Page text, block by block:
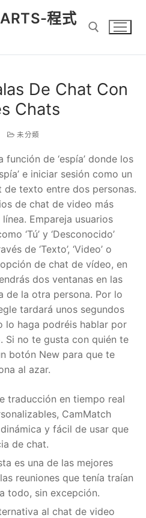
程式
De Chat Con
Chats
未分類
de ‘espía’ donde los
e iniciar sesión como un
texto entre dos personas.
de chat de video más
Empareja usuarios
‘Tú’ y ‘Desconocido’
de ‘Texto’, ‘Video’ o
de chat de vídeo, en
dos ventanas en las
de la otra persona. Por lo
tardará unos segundos
lo haga podréis hablar por
Si no te gusta con quién te
botón New para que te
al azar.
traducción en tiempo real
CamMatch
y fácil de usar que
de chat.
es una de las mejores
reuniones que tenía traían
todo, sin excepción.
al chat de video